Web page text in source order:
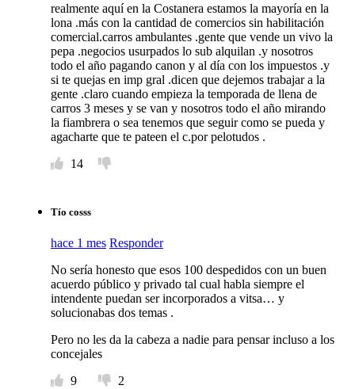
realmente aquí en la Costanera estamos la mayoría en la
lona .más con la cantidad de comercios sin habilitación
comercial.carros ambulantes .gente que vende un vivo la
pepa .negocios usurpados lo sub alquilan .y nosotros
todo el año pagando canon y al día con los impuestos .y
si te quejas en imp gral .dicen que dejemos trabajar a la
gente .claro cuando empieza la temporada de llena de
carros 3 meses y se van y nosotros todo el año mirando
la fiambrera o sea tenemos que seguir como se pueda y
agacharte que te pateen el c.por pelotudos .
14
Tío cosss
hace 1 mes Responder
No sería honesto que esos 100 despedidos con un buen
acuerdo público y privado tal cual habla siempre el
intendente puedan ser incorporados a vitsa… y
solucionabas dos temas .
Pero no les da la cabeza a nadie para pensar incluso a los
concejales
9
2